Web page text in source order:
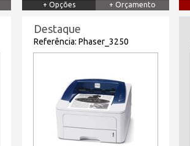
+ Opções + Orçamento
Destaque
Referência: Phaser_3250